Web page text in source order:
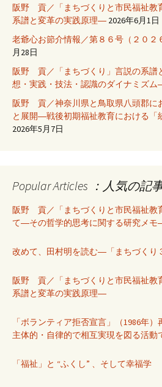
阪野 貢／「まちづくりと市民福祉教
系譜と変革の実践原理― 2026年6月1日
老爺心お節介情報／第８６号（２０２
月28日
阪野 貢／「まちづくり」言説の系譜
想・実践・技法・認識のダイナミズ
阪野 貢／神奈川県と鳥取県八頭郡に
と展開―戦後初期福祉教育における
2026年5月7日
Popular Articles ：人気の記
阪野 貢／「まちづくりと市民福祉
て―その哲学的思考に関する研究メ
改めて、田村明を読む―「まちづく
阪野 貢／「まちづくりと市民福祉教
系譜と変革の実践原理―
「ボランティア拒否宣言」（1986年
主体的・自律的で相互実現を図る活
「福祉」と “ふくし” 、そして幸福学